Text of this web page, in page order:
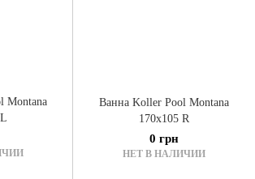
Montana
Ванна Koller Pool Montana
170x105 R
0 грн
НЕТ В НАЛИЧИИ